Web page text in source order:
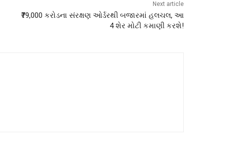
Next article
₹79,000 કરોડના સંરક્ષણ ઓર્ડરથી બજારમાં હલચલ, આ
4 શેર મોટી કમાણી કરશે!